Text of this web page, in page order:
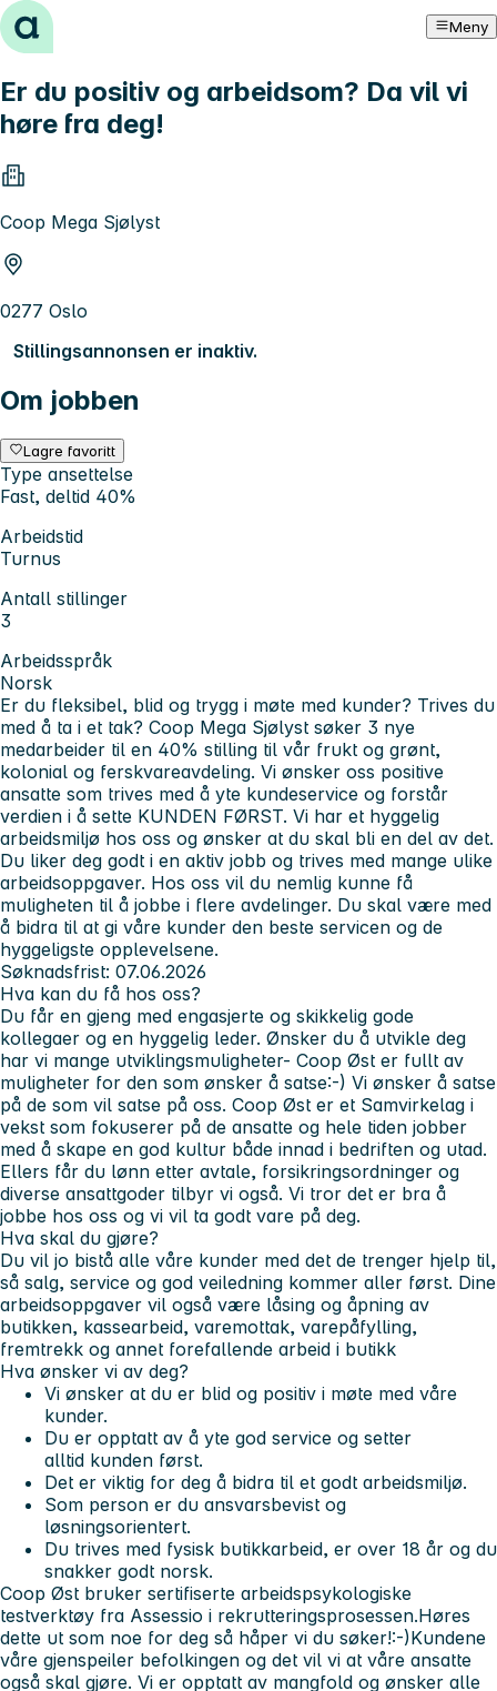
Hopp til innhold Meny
Er du positiv og arbeidsom? Da vil vi
høre fra deg!
Coop Mega Sjølyst
0277 Oslo
Stillingsannonsen er inaktiv.
Om jobben
Lagre favoritt
Type ansettelse
Fast, deltid 40%
Arbeidstid
Turnus
Antall stillinger
3
Arbeidsspråk
Norsk
Er du fleksibel, blid og trygg i møte med kunder? Trives du
med å ta i et tak? Coop Mega Sjølyst søker 3 nye
medarbeider til en 40% stilling til vår frukt og grønt,
kolonial og ferskvareavdeling. Vi ønsker oss positive
ansatte som trives med å yte kundeservice og forstår
verdien i å sette KUNDEN FØRST. Vi har et hyggelig
arbeidsmiljø hos oss og ønsker at du skal bli en del av det.
Du liker deg godt i en aktiv jobb og trives med mange ulike
arbeidsoppgaver. Hos oss vil du nemlig kunne få
muligheten til å jobbe i flere avdelinger. Du skal være med
å bidra til at gi våre kunder den beste servicen og de
hyggeligste opplevelsene.
Søknadsfrist: 07.06.2026
Hva kan du få hos oss?
Du får en gjeng med engasjerte og skikkelig gode
kollegaer og en hyggelig leder. Ønsker du å utvikle deg
har vi mange utviklingsmuligheter- Coop Øst er fullt av
muligheter for den som ønsker å satse:-) Vi ønsker å satse
på de som vil satse på oss. Coop Øst er et Samvirkelag i
vekst som fokuserer på de ansatte og hele tiden jobber
med å skape en god kultur både innad i bedriften og utad.
Ellers får du lønn etter avtale, forsikringsordninger og
diverse ansattgoder tilbyr vi også. Vi tror det er bra å
jobbe hos oss og vi vil ta godt vare på deg.
Hva skal du gjøre?
Du vil jo bistå alle våre kunder med det de trenger hjelp til,
så salg, service og god veiledning kommer aller først. Dine
arbeidsoppgaver vil også være låsing og åpning av
butikken, kassearbeid, varemottak, varepåfylling,
fremtrekk og annet forefallende arbeid i butikk
Hva ønsker vi av deg?
Vi ønsker at du er blid og positiv i møte med våre
kunder.
Du er opptatt av å yte god service og setter
alltid kunden først.
Det er viktig for deg å bidra til et godt arbeidsmiljø.
Som person er du ansvarsbevist og
løsningsorientert.
Du trives med fysisk butikkarbeid, er over 18 år og du
snakker godt norsk.
Coop Øst bruker sertifiserte arbeidspsykologiske
testverktøy fra Assessio i rekrutteringsprosessen.Høres
dette ut som noe for deg så håper vi du søker!:-)Kundene
våre gjenspeiler befolkingen og det vil vi at våre ansatte
også skal gjøre. Vi er opptatt av mangfold og ønsker alle